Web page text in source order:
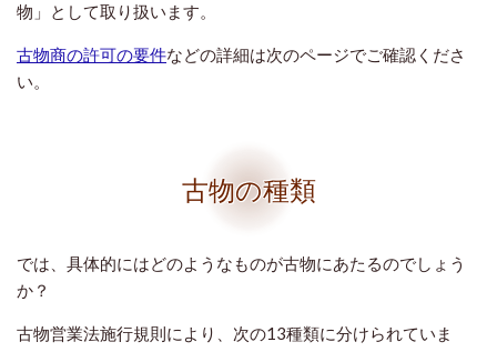
物」として取り扱います。
古物商の許可の要件などの詳細は次のページでご確認くださ
い。
古物の種類
では、具体的にはどのようなものが古物にあたるのでしょう
か？
古物営業法施行規則により、次の13種類に分けられていま